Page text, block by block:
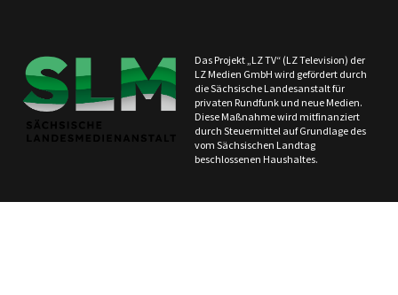
Das Projekt „LZ TV“ (LZ Television) der
LZ Medien GmbH wird gefördert durch
die Sächsische Landesanstalt für
privaten Rundfunk und neue Medien.
Diese Maßnahme wird mitfinanziert
durch Steuermittel auf Grundlage des
vom Sächsischen Landtag
beschlossenen Haushaltes.